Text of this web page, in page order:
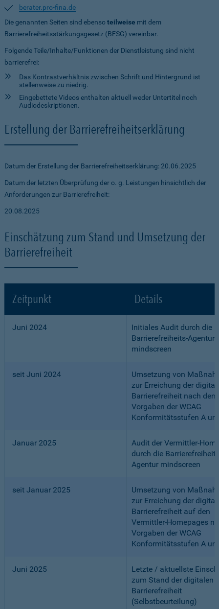
berater.pro-fina.de
Die genannten Seiten sind ebensoteilweise mit dem
Barrierefreiheitsstärkungsgesetz (BFSG) vereinbar.
Folgende Teile/Inhalte/Funktionen der Dienstleistung sind nicht
barrierefrei:
Das Kontrastverhältnis zwischen Schrift und Hintergrund ist
stellenweise zu niedrig.
Eingebettete Videos enthalten aktuell weder Untertitel noch
Audiodeskriptionen.
Erstellung der Barrierefreiheitserklärung
Datum der Erstellung der Barrierefreiheitserklärung: 20.06.2025
Datum der letzten Überprüfung der o. g. Leistungen hinsichtlich der
Anforderungen zur Barrierefreiheit:
20.08.2025
Einschätzung zum Stand und Umsetzung der
Barrierefreiheit
Zeitpunkt Details
Juni 2024
Initiales Audit durch die
Barrierefreiheits-Agentur
mindscreen
seit Juni 2024
Umsetzung von
zur Erreichung der
Barrierefreiheit nach den
Vorgaben der WCAG
Konformitätsstufen A
Januar 2025
Audit der Vermittler-
durch die
Agentur mindscreen
seit Januar 2025
Umsetzung von
zur Erreichung der
Barrierefreiheit auf den
Vermittler-Homepages
Vorgaben der WCAG
Konformitätsstufen A
Juni 2025
Letzte / aktuellste
zum Stand der digitalen
Barrierefreiheit
(Selbstbeurteilung)